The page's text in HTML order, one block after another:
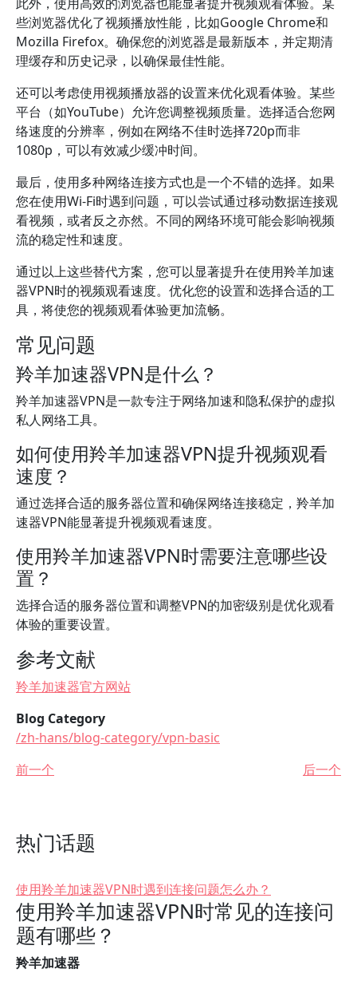
些浏览器优化了视频播放性能，比如Google Chrome和
Mozilla Firefox。确保您的浏览器是最新版本，并定期清
理缓存和历史记录，以确保最佳性能。
还可以考虑使用视频播放器的设置来优化观看体验。某些
平台（如YouTube）允许您调整视频质量。选择适合您网
络速度的分辨率，例如在网络不佳时选择720p而非
1080p，可以有效减少缓冲时间。
最后，使用多种网络连接方式也是一个不错的选择。如果
您在使用Wi-Fi时遇到问题，可以尝试通过移动数据连接观
看视频，或者反之亦然。不同的网络环境可能会影响视频
流的稳定性和速度。
通过以上这些替代方案，您可以显著提升在使用羚羊加速
器VPN时的视频观看速度。优化您的设置和选择合适的工
具，将使您的视频观看体验更加流畅。
常见问题
羚羊加速器VPN是什么？
羚羊加速器VPN是一款专注于网络加速和隐私保护的虚拟
私人网络工具。
如何使用羚羊加速器VPN提升视频观看
速度？
通过选择合适的服务器位置和确保网络连接稳定，羚羊加
速器VPN能显著提升视频观看速度。
使用羚羊加速器VPN时需要注意哪些设
置？
选择合适的服务器位置和调整VPN的加密级别是优化观看
体验的重要设置。
参考文献
羚羊加速器官方网站
Blog Category
/zh-hans/blog-category/vpn-basic
前一个
后一个
热门话题
使用羚羊加速器VPN时遇到连接问题怎么办？
使用羚羊加速器VPN时常见的连接问
题有哪些？
羚羊加速器